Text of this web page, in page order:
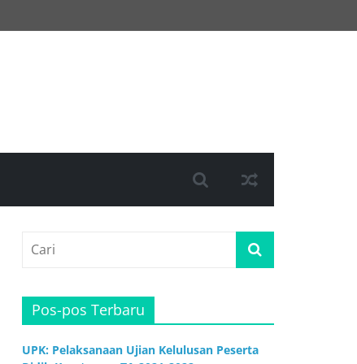
Pos-pos Terbaru
UPK: Pelaksanaan Ujian Kelulusan Peserta